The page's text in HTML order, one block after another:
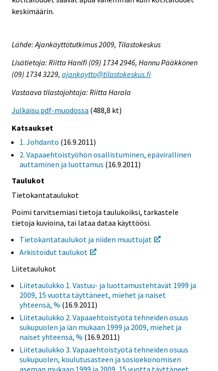
keskimäärin.
Lähde: Ajankäyttötutkimus 2009, Tilastokeskus
Lisätietoja: Riitta Hanifi (09) 1734 2946, Hannu Pääkkönen
(09) 1734 3229, ajankaytto@tilastokeskus.fi
Vastaava tilastojohtaja: Riitta Harala
Julkaisu pdf-muodossa (488,8 kt)
Katsaukset
1. Johdanto (16.9.2011)
2. Vapaaehtoistyöhön osallistuminen, epävirallinen
auttaminen ja luottamus (16.9.2011)
Taulukot
Tietokantataulukot
Poimi tarvitsemiasi tietoja taulukoiksi, tarkastele
tietoja kuvioina, tai lataa dataa käyttöösi.
Tietokantataulukot ja niiden muuttujat
Arkistoidut taulukot
Liitetaulukot
Liitetaulukko 1. Vastuu- ja luottamustehtävät 1999 ja
2009, 15 vuotta täyttäneet, miehet ja naiset
yhteensä, % (16.9.2011)
Liitetaulukko 2. Vapaaehtoistyötä tehneiden osuus
sukupuolen ja iän mukaan 1999 ja 2009, miehet ja
naiset yhteensä, % (16.9.2011)
Liitetaulukko 3. Vapaaehtoistyötä tehneiden osuus
sukupuolen, koulutusasteen ja sosioekonomisen
aseman mukaan 1999 ja 2009, 15 vuotta täyttäneet,